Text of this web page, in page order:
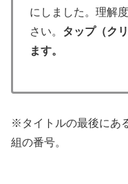
にしました。理解
さい。 タップ（ク
ます。
※タイトルの最後にあ
組の番号。